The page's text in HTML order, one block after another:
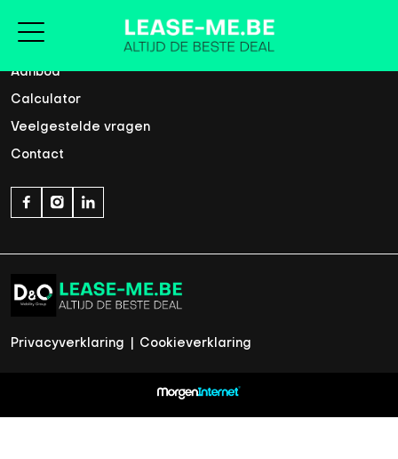
Home
Aanbod
Calculator
Veelgestelde vragen
Contact
Privacyverklaring Cookieverklaring